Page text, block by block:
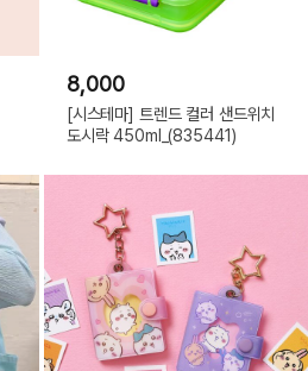
8,000
[시스테마] 트렌드 컬러 샌드위치
도시락 450ml_(835441)